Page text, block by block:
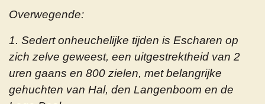
Overwegende:
1. Sedert onheuchelijke tijden is Escharen op
zich zelve geweest, een uitgestrektheid van 2
uren gaans en 800 zielen, met belangrijke
gehuchten van Hal, den Langenboom en de